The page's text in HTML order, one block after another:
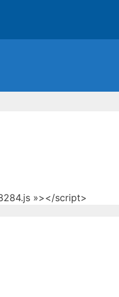
»></script>